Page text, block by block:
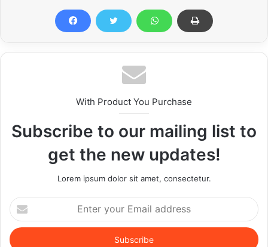
With Product You Purchase
Subscribe to our mailing list to
get the new updates!
Lorem ipsum dolor sit amet, consectetur.
Enter
your
Email
address